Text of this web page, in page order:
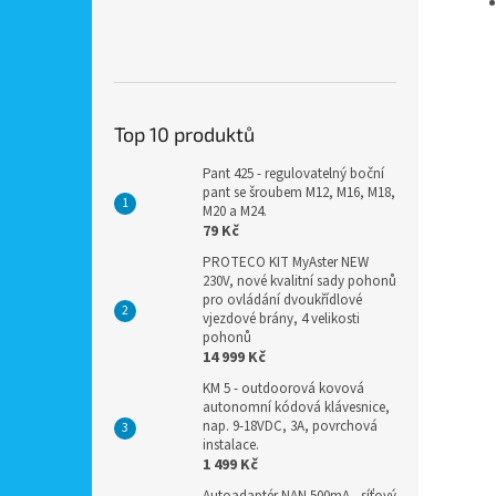
Top 10 produktů
Pant 425 - regulovatelný boční
pant se šroubem M12, M16, M18,
M20 a M24.
79 Kč
PROTECO KIT MyAster NEW
230V, nové kvalitní sady pohonů
pro ovládání dvoukřídlové
vjezdové brány, 4 velikosti
pohonů
14 999 Kč
KM 5 - outdoorová kovová
autonomní kódová klávesnice,
nap. 9-18VDC, 3A, povrchová
instalace.
1 499 Kč